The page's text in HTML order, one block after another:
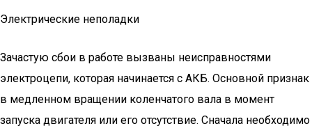
Электрические неполадки
Зачастую сбои в работе вызваны неисправностями
электроцепи, которая начинается с АКБ. Основной признак
в медленном вращении коленчатого вала в момент
запуска двигателя или его отсутствие. Сначала необходимо